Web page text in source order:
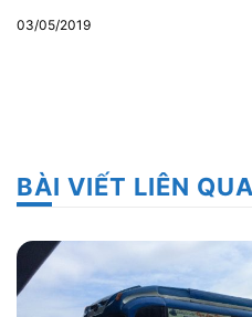
03/05/2019
BÀI VIẾT LIÊN